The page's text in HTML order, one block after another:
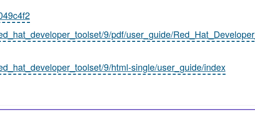
9/pdf/user_guide/Red_Hat_Developer_
9/html-single/user_guide/index